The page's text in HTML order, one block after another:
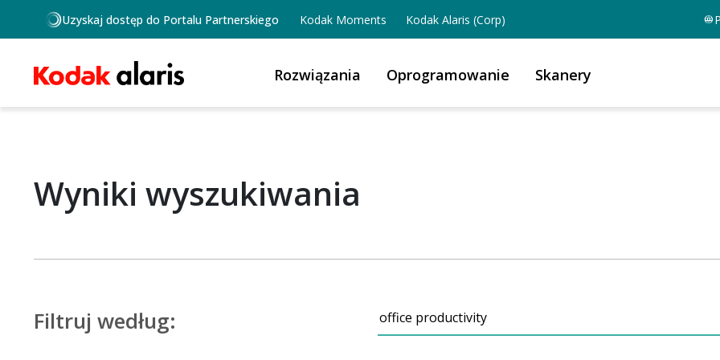
Przejdź do treści
Uzyskaj dostęp do Portalu Partnerskiego Kodak Moments Kodak Alaris (Corp)
Rozwiązania Oprogramowanie Skanery
Wyniki wyszukiwania
Filtruj według: Szukaj